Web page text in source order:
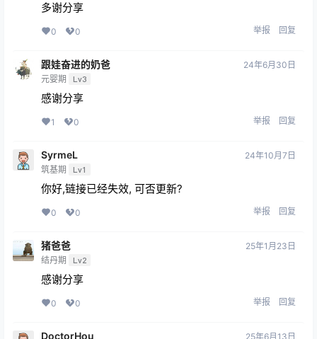
多谢分享
0 0 举报 回复
跟娃奋进的奶爸
元婴期 Lv3
24年6月30日
感谢分享
1 0 举报 回复
SyrmeL
筑基期 Lv1
24年10月7日
你好,链接已经失效, 可否更新?
0 0 举报 回复
猪爸爸
结丹期 Lv2
25年1月23日
感谢分享
0 0 举报 回复
DoctorHou 25年6月13日